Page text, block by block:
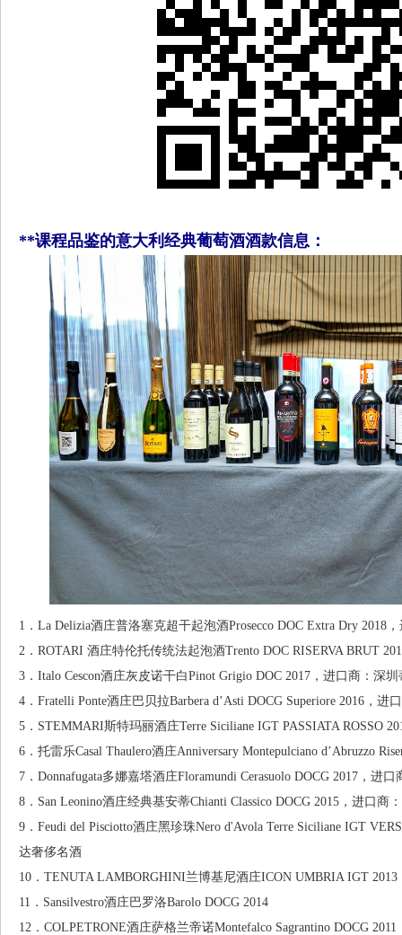
**课程品鉴的意大利经典葡萄酒酒款信息：
1．La Delizia酒庄普洛塞克超干起泡酒Prosecco DOC Extra Dry 2018
2．ROTARI 酒庄特伦托传统法起泡酒Trento DOC RISERVA BRUT
3．Italo Cescon酒庄灰皮诺干白Pinot Grigio DOC 2017，进口商：深
4．Fratelli Ponte酒庄巴贝拉Barbera d’Asti DOCG Superiore 2016，进
5．STEMMARI斯特玛丽酒庄Terre Siciliane IGT PASSIATA ROSSO
6．托雷乐Casal Thaulero酒庄Anniversary Montepulciano d’Abruzzo
7．Donnafugata多娜嘉塔酒庄Floramundi Cerasuolo DOCG 2017，进
8．San Leonino酒庄经典基安蒂Chianti Classico DOCG 2015，进口商
9．Feudi del Pisciotto酒庄黑珍珠Nero d'Avola Terre Siciliane IGT
达奢侈名酒
10．TENUTA LAMBORGHINI兰博基尼酒庄ICON UMBRIA IGT
11．Sansilvestro酒庄巴罗洛Barolo DOCG 2014
12．COLPETRONE酒庄萨格兰帝诺Montefalco Sagrantino DOCG